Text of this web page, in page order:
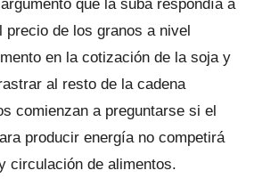
que la suba respondía a
precio de los granos a nivel
en la cotización de la soja y
al resto de la cadena
comienzan a preguntarse si el
producir energía no competirá
circulación de alimentos.